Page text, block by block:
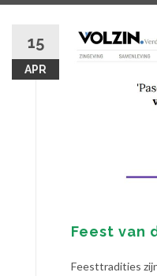
inhoud15
APR
Feest van
Feesttradities